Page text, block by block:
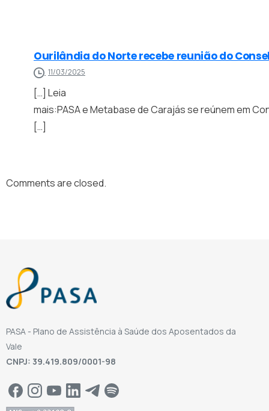
Ourilândia do Norte recebe reunião do
11/03/2025
[…] Leia
mais:PASA e Metabase de Carajás se reúnem em
[…]
Comments are closed.
PASA - Plano de Assistência à Saúde dos Aposentados da
Vale
CNPJ: 39.419.809/0001-98